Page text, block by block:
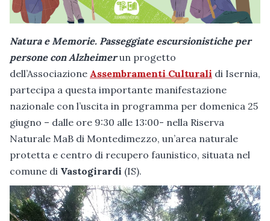
Natura e Memorie. Passeggiate escursionistiche per
persone con Alzheimer un progetto
dell’Associazione Assembramenti Culturali di Isernia,
partecipa a questa importante manifestazione
nazionale con l’uscita in programma per domenica 25
giugno – dalle ore 9:30 alle 13:00- nella Riserva
Naturale MaB di Montedimezzo, un’area naturale
protetta e centro di recupero faunistico, situata nel
comune di Vastogirardi (IS).